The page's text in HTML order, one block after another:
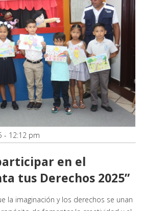
- 12:12 pm
en el
tus Derechos 2025”
la imaginación y los derechos se unan